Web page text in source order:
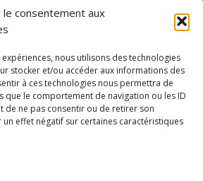
le consentement aux
nous utilisons des technologies
stocker et/ou accéder aux informations des
à ces technologies nous permettra de
que le comportement de navigation ou les ID
de ne pas consentir ou de retirer son
effet négatif sur certaines caractéristiques